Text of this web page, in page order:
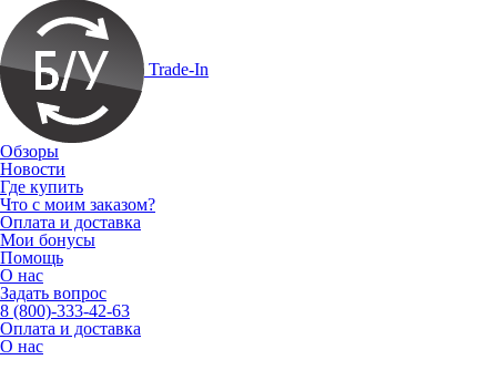
Trade-In
Обзоры
Новости
Где купить
Что с моим заказом?
Оплата и доставка
Мои бонусы
Помощь
О нас
Задать вопрос
8 (800)-333-42-63
Оплата и доставка
О нас